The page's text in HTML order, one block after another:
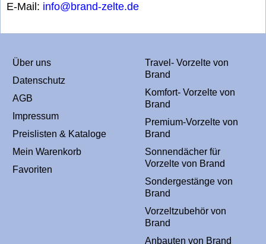
E-Mail: info@brand-zelte.de
Über uns
Datenschutz
AGB
Impressum
Preislisten & Kataloge
Mein Warenkorb
Favoriten
Travel- Vorzelte von
Brand
Komfort- Vorzelte von
Brand
Premium-Vorzelte von
Brand
Sonnendächer für
Vorzelte von Brand
Sondergestänge von
Brand
Vorzeltzubehör von
Brand
Anbauten von Brand